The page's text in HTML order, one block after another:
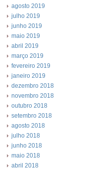
agosto 2019
julho 2019
junho 2019
maio 2019
abril 2019
março 2019
fevereiro 2019
janeiro 2019
dezembro 2018
novembro 2018
outubro 2018
setembro 2018
agosto 2018
julho 2018
junho 2018
maio 2018
abril 2018